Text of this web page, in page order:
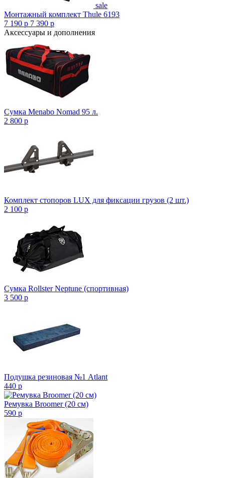
sale
Монтажный комплект Thule 6193
7 190 p 7 390 p
Аксессуары и дополнения
Сумка Menabo Nomad 95 л.
2 800 p
Комплект стопоров LUX для фиксации грузов (2 шт.)
2 100 p
Сумка Rollster Neptune (спортивная)
3 500 p
Подушка резиновая №1 Atlant
440 p
Ремувка Broomer (20 см)
590 p